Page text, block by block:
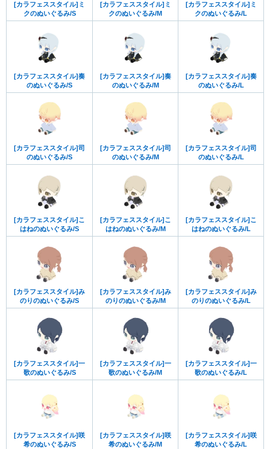
[カラフェススタイル]ミ
クのぬいぐるみ/S
[カラフェススタイル]ミ
クのぬいぐるみ/M
[カラフェススタイル]ミ
クのぬいぐるみ/L
[カラフェススタイル]奏
のぬいぐるみ/S
[カラフェススタイル]奏
のぬいぐるみ/M
[カラフェススタイル]奏
のぬいぐるみ/L
[カラフェススタイル]司
のぬいぐるみ/S
[カラフェススタイル]司
のぬいぐるみ/M
[カラフェススタイル]司
のぬいぐるみ/L
[カラフェススタイル]こ
はねのぬいぐるみ/S
[カラフェススタイル]こ
はねのぬいぐるみ/M
[カラフェススタイル]こ
はねのぬいぐるみ/L
[カラフェススタイル]み
のりのぬいぐるみ/S
[カラフェススタイル]み
のりのぬいぐるみ/M
[カラフェススタイル]み
のりのぬいぐるみ/L
[カラフェススタイル]一
歌のぬいぐるみ/S
[カラフェススタイル]一
歌のぬいぐるみ/M
[カラフェススタイル]一
歌のぬいぐるみ/L
[カラフェススタイル]咲
希のぬいぐるみ/S
[カラフェススタイル]咲
希のぬいぐるみ/M
[カラフェススタイル]咲
希のぬいぐるみ/L